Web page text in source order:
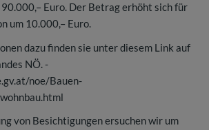
Euro. Der Betrag erhöht sich für
um 10.000,– Euro.
dazu finden sie unter diesem Link auf
NÖ. -
noe/Bauen-
von Besichtigungen ersuchen wir um